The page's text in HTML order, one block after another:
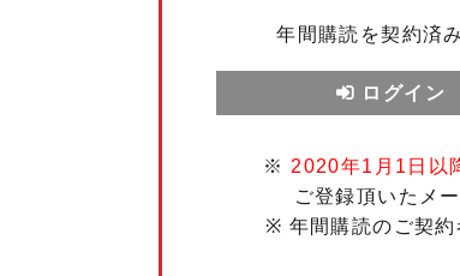
年間購読を契約済
ログイン
※ 2020年1月1日以
ご登録頂いたメ
※ 年間購読のご契約